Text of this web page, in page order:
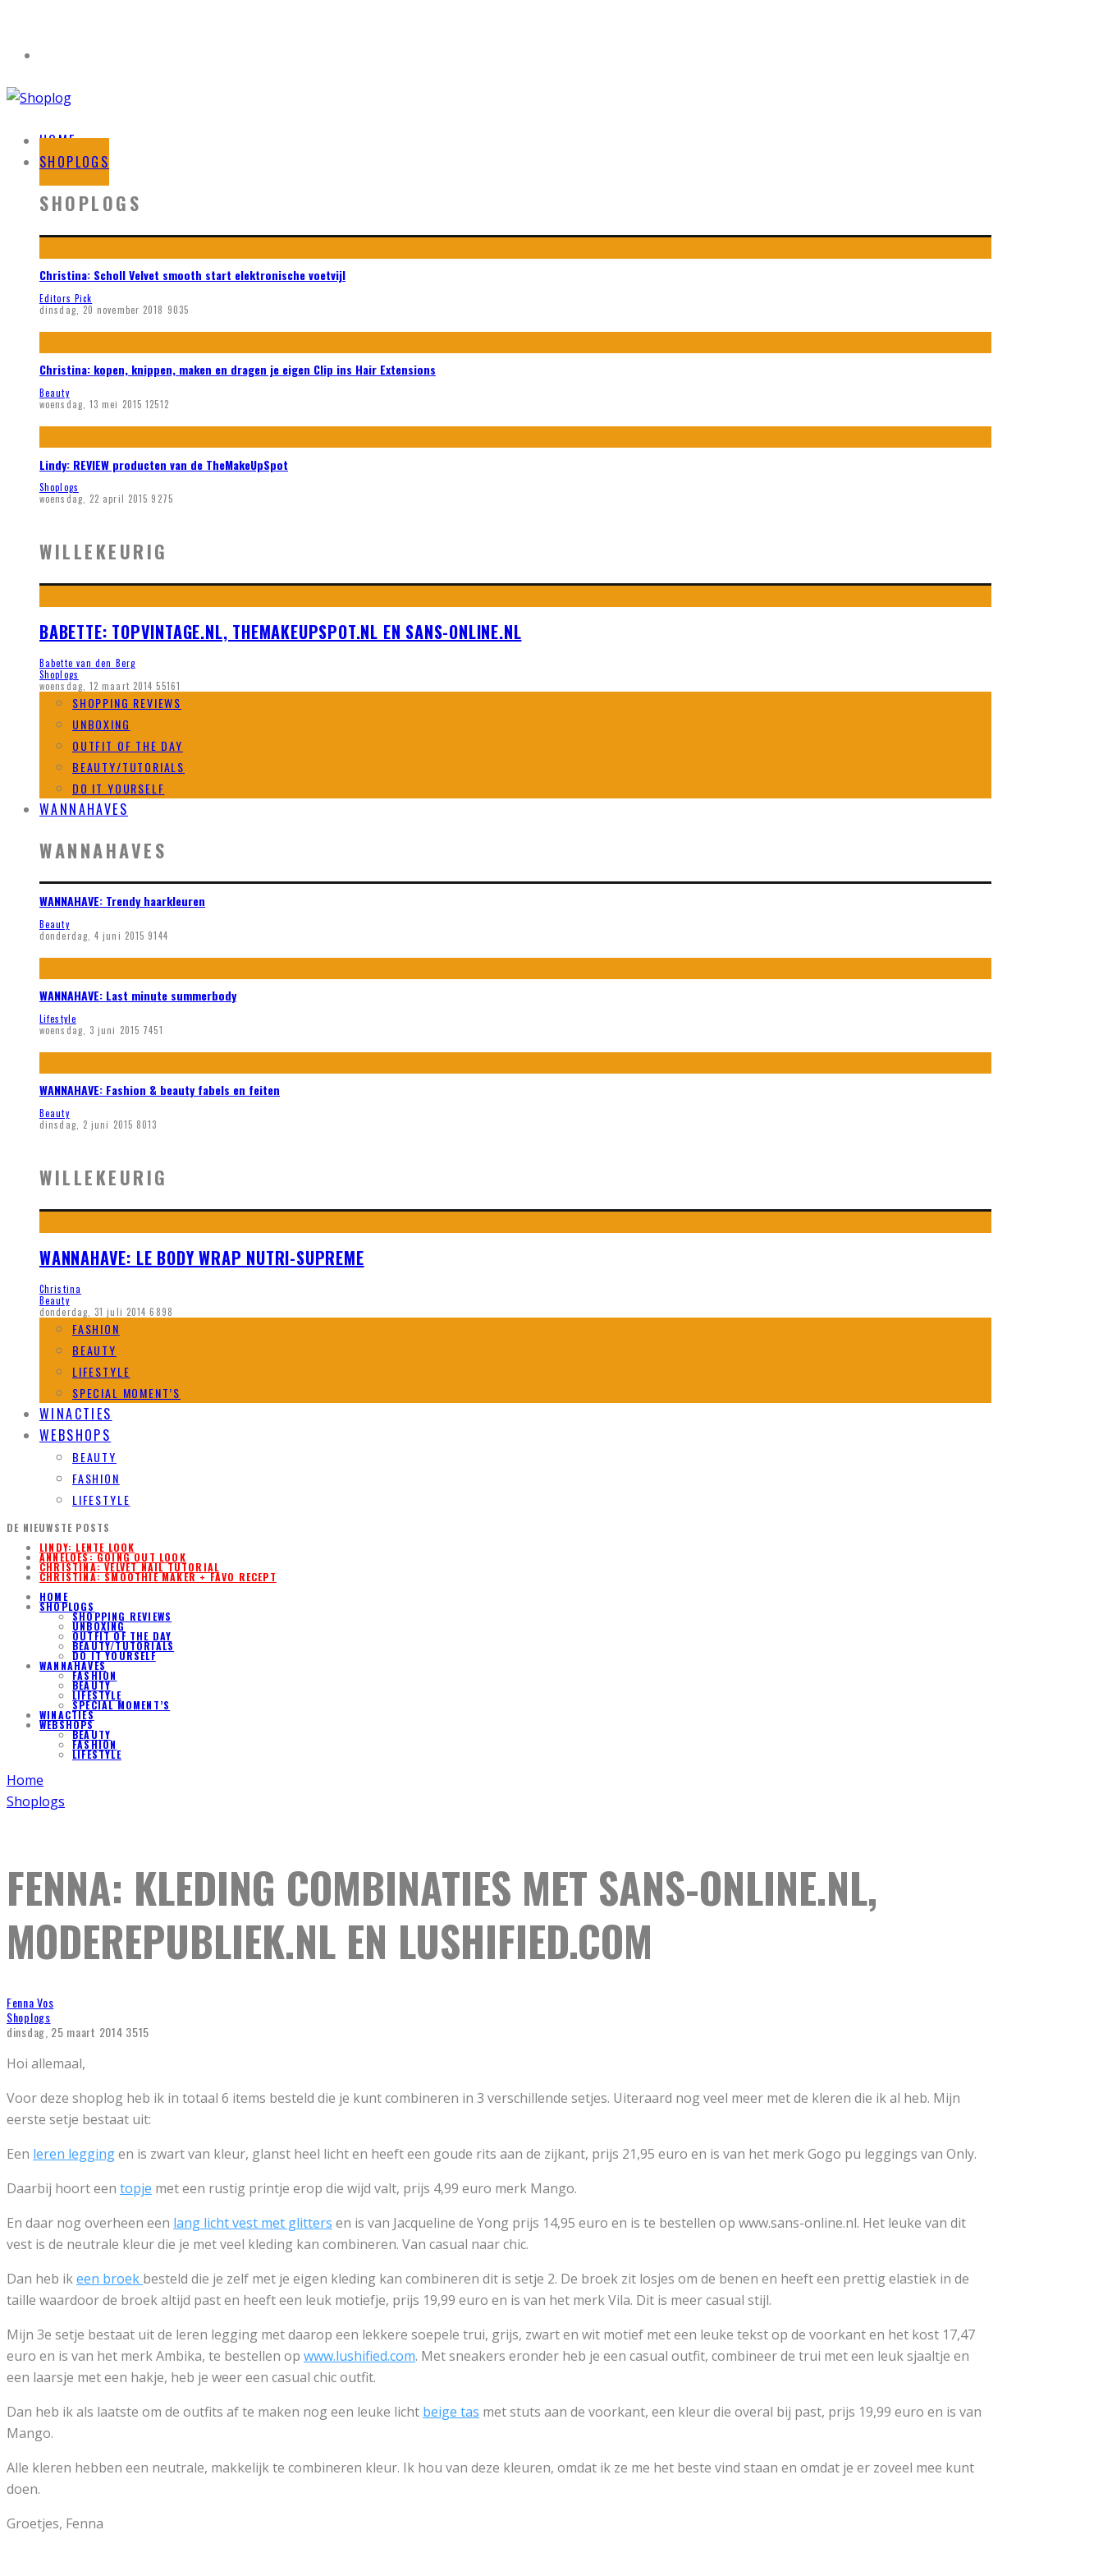
HOME
SHOPLOGS
SHOPLOGS
Christina: Scholl Velvet smooth start elektronische voetvijl
Editors Pick
dinsdag, 20 november 2018 9035
Christina: kopen, knippen, maken en dragen je eigen Clip ins Hair Extensions
Beauty
woensdag, 13 mei 2015 12512
Lindy: REVIEW producten van de TheMakeUpSpot
Shoplogs
woensdag, 22 april 2015 9275
WILLEKEURIG
BABETTE: TOPVINTAGE.NL, THEMAKEUPSPOT.NL EN SANS-ONLINE.NL
Babette van den Berg
Shoplogs
woensdag, 12 maart 2014 55161
SHOPPING REVIEWS
UNBOXING
OUTFIT OF THE DAY
BEAUTY/TUTORIALS
DO IT YOURSELF
WANNAHAVES
WANNAHAVES
WANNAHAVE: Trendy haarkleuren
Beauty
donderdag, 4 juni 2015 9144
WANNAHAVE: Last minute summerbody
Lifestyle
woensdag, 3 juni 2015 7451
WANNAHAVE: Fashion & beauty fabels en feiten
Beauty
dinsdag, 2 juni 2015 8013
WILLEKEURIG
WANNAHAVE: LE BODY WRAP NUTRI-SUPREME
Christina
Beauty
donderdag, 31 juli 2014 6898
FASHION
BEAUTY
LIFESTYLE
SPECIAL MOMENT’S
WINACTIES
WEBSHOPS
BEAUTY
FASHION
LIFESTYLE
DE NIEUWSTE POSTS
LINDY: LENTE LOOK
ANNELOES: GOING OUT LOOK
CHRISTINA: VELVET NAIL TUTORIAL
CHRISTINA: SMOOTHIE MAKER + FAVO RECEPT
HOME
SHOPLOGS
SHOPPING REVIEWS
UNBOXING
OUTFIT OF THE DAY
BEAUTY/TUTORIALS
DO IT YOURSELF
WANNAHAVES
FASHION
BEAUTY
LIFESTYLE
SPECIAL MOMENT’S
WINACTIES
WEBSHOPS
BEAUTY
FASHION
LIFESTYLE
Home
Shoplogs
FENNA: KLEDING COMBINATIES MET SANS-ONLINE.NL,
MODEREPUBLIEK.NL EN LUSHIFIED.COM
Fenna Vos
Shoplogs
dinsdag, 25 maart 2014 3515
Hoi allemaal,
Voor deze shoplog heb ik in totaal 6 items besteld die je kunt combineren in 3 verschillende setjes. Uiteraard nog veel meer met de kleren die ik al heb. Mijn
eerste setje bestaat uit:
Een leren leggingen is zwart van kleur, glanst heel licht en heeft een goude rits aan de zijkant, prijs 21,95 euro en is van het merk Gogo pu leggings van Only.
Daarbij hoort een topje met een rustig printje erop die wijd valt, prijs 4,99 euro merk Mango.
En daar nog overheen een lang licht vest met glitters en is van Jacqueline de Yong prijs 14,95 euro en is te bestellen op www.sans-online.nl. Het leuke van dit
vest is de neutrale kleur die je met veel kleding kan combineren. Van casual naar chic.
Dan heb ikeen broek besteld die je zelf met je eigen kleding kan combineren dit is setje 2. De broek zit losjes om de benen en heeft een prettig elastiek in de
taille waardoor de broek altijd past en heeft een leuk motiefje, prijs 19,99 euro en is van het merk Vila. Dit is meer casual stijl.
Mijn 3e setje bestaat uit de leren legging met daarop een lekkere soepele trui, grijs, zwart en wit motief met een leuke tekst op de voorkant en het kost 17,47
euro en is van het merk Ambika, te bestellen op www.lushified.com. Met sneakers eronder heb je een casual outfit, combineer de trui met een leuk sjaaltje en
een laarsje met een hakje, heb je weer een casual chic outfit.
Dan heb ik als laatste om de outfits af te maken nog een leuke licht beige tas met stuts aan de voorkant, een kleur die overal bij past, prijs 19,99 euro en is van
Mango.
Alle kleren hebben een neutrale, makkelijk te combineren kleur. Ik hou van deze kleuren, omdat ik ze me het beste vind staan en omdat je er zoveel mee kunt
doen.
Groetjes, Fenna